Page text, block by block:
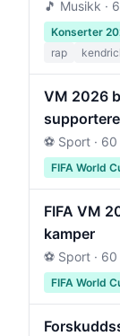
🎵 Musikk ·
Konserter
rap
VM 2026
supportere
⚽ Sport ·
FIFA World
FIFA VM
kamper
⚽ Sport ·
FIFA World